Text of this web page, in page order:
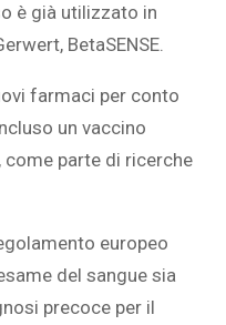
è già utilizzato in
BetaSENSE.
farmaci per conto
un vaccino
parte di ricerche
europeo
del sangue sia
precoce per il